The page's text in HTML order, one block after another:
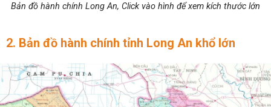
Bản đồ hành chính Long An, Click vào hình để xem kích thước lớn
2. Bản đồ hành chính tỉnh Long An khổ lớn